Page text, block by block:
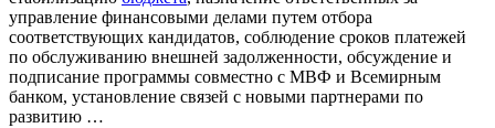
управление финансовыми делами путем отбора
соответствующих кандидатов, соблюдение сроков платежей
по обслуживанию внешней задолженности, обсуждение и
подписание программы совместно с МВФ и Всемирным
банком, установление связей с новыми партнерами по
развитию …